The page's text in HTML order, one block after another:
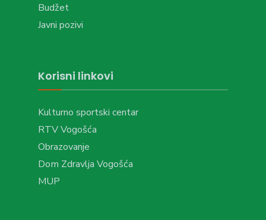
Budžet
Javni pozivi
Korisni linkovi
Kulturno sportski centar
RTV Vogošća
Obrazovanje
Dom Zdravlja Vogošća
MUP